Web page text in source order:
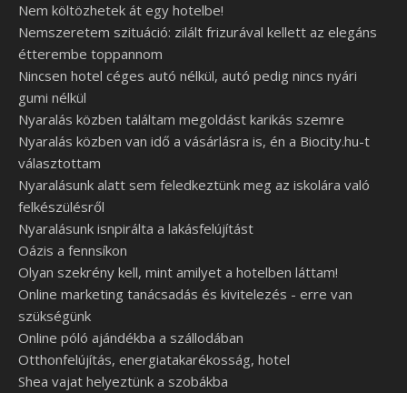
Nem költözhetek át egy hotelbe!
Nemszeretem szituáció: zilált frizurával kellett az elegáns
étterembe toppannom
Nincsen hotel céges autó nélkül, autó pedig nincs nyári
gumi nélkül
Nyaralás közben találtam megoldást karikás szemre
Nyaralás közben van idő a vásárlásra is, én a Biocity.hu-t
választottam
Nyaralásunk alatt sem feledkeztünk meg az iskolára való
felkészülésről
Nyaralásunk isnpirálta a lakásfelújítást
Oázis a fennsíkon
Olyan szekrény kell, mint amilyet a hotelben láttam!
Online marketing tanácsadás és kivitelezés - erre van
szükségünk
Online póló ajándékba a szállodában
Otthonfelújítás, energiatakarékosság, hotel
Shea vajat helyeztünk a szobákba